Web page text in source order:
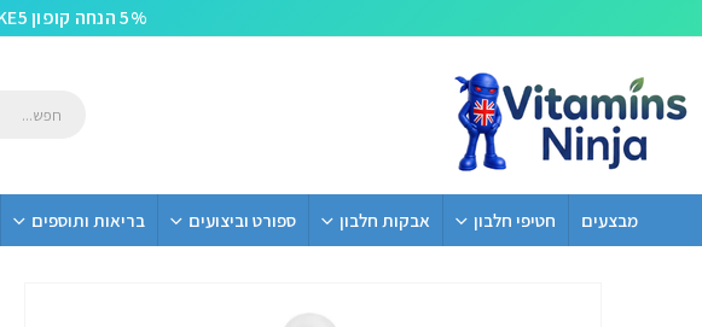
5% הנחה קופון TAKE5 בקניית 2 מוצרים. משלוח חינם מעל 279 שח!
מבצעים חטיפי חלבון אבקות חלבון ספורט וביצועים בריאות ותוספים